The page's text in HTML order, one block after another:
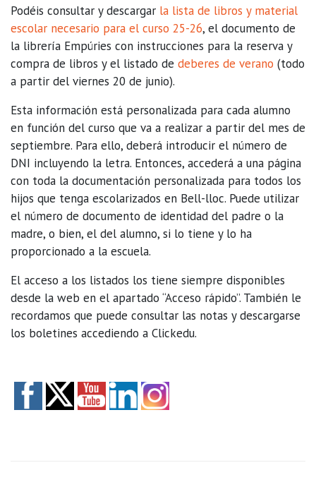
Podéis consultar y descargar la lista de libros y material
escolar necesario para el curso 25-26, el documento de
la librería Empúries con instrucciones para la reserva y
compra de libros y el listado de deberes de verano (todo
a partir del viernes 20 de junio).
Esta información está personalizada para cada alumno
en función del curso que va a realizar a partir del mes de
septiembre. Para ello, deberá introducir el número de
DNI incluyendo la letra. Entonces, accederá a una página
con toda la documentación personalizada para todos los
hijos que tenga escolarizados en Bell-lloc. Puede utilizar
el número de documento de identidad del padre o la
madre, o bien, el del alumno, si lo tiene y lo ha
proporcionado a la escuela.
El acceso a los listados los tiene siempre disponibles
desde la web en el apartado “Acceso rápido”. También le
recordamos que puede consultar las notas y descargarse
los boletines accediendo a Clickedu.